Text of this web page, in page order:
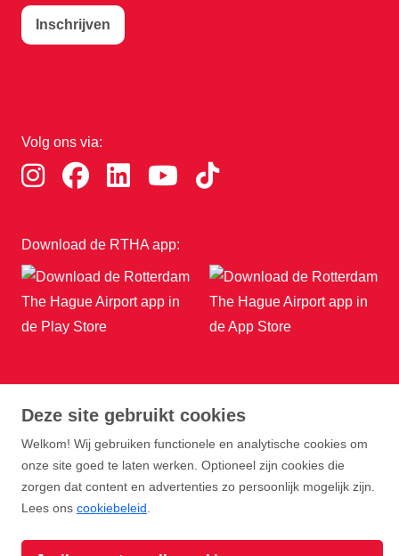
Deze site gebruikt cookies
Welkom! Wij gebruiken functionele en analytische cookies om
onze site goed te laten werken. Optioneel zijn cookies die
zorgen dat content en advertenties zo persoonlijk mogelijk zijn.
Lees ons cookiebeleid
Inschrijven
Volg ons via:
Download de RTHA app: